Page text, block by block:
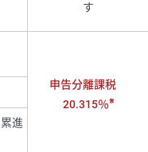
す
申告分離課税
20.315％※
進